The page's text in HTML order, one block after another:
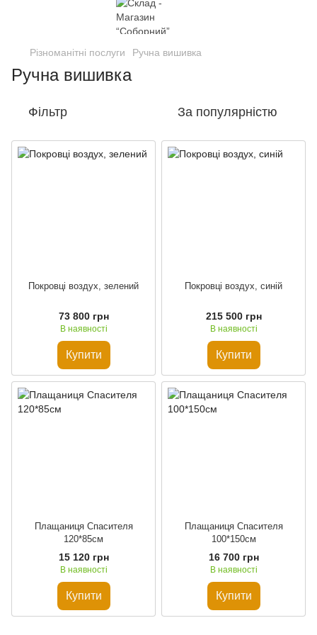
Різноманітні послуги Ручна вишивка
Ручна вишивка
Фільтр За популярністю
Покровці воздух, зелений
73 800 грн
В наявності
Купити
Покровці воздух, синій
215 500 грн
В наявності
Купити
Плащаниця Спасителя
120*85см
15 120 грн
В наявності
Купити
Плащаниця Спасителя
100*150см
16 700 грн
В наявності
Купити